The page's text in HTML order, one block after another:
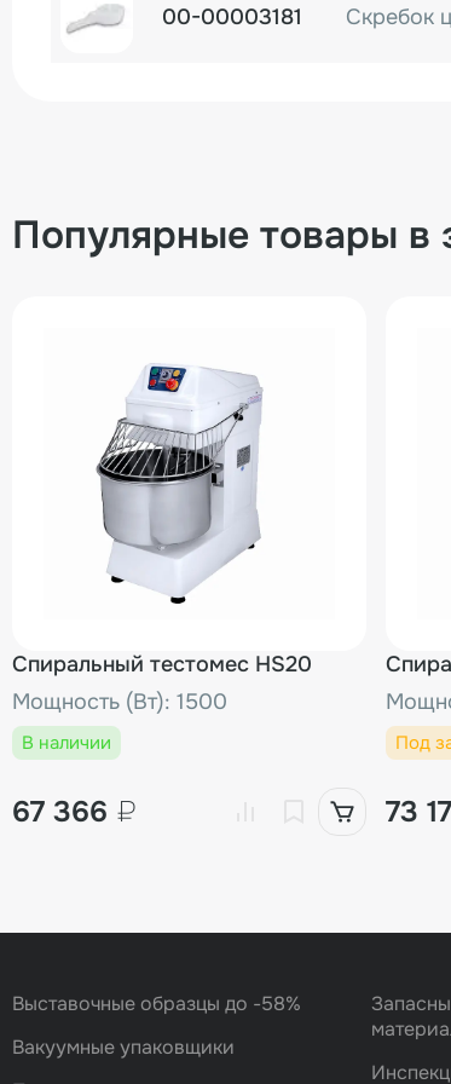
00-00003181
Популярные товары в
Спиральный тестомес HS20
Мощность (Вт): 1500
В наличии
67 366 ₽
Под
73
Выставочные образцы до -58%
Вакуумные упаковщики